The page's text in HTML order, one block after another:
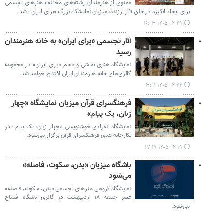
معنوی از هنرمندان رشته‌های مختلف هنرهای تجسمی
برای ایجاد انگیزه در خلق آثار ارزنده، میزبان نمایشگاه بزرگ «برای ایران» شد.
۱۴۰۵-۰۲-۲۹ ۱۶:۰۳
آثار تجسمی «برای ایران» به خانه هنرمندان
رسید
نمایشگاه هنری نقاشی و حجم «برای ایران» در مجموعه
گالری‌های خانه هنرمندان ایران افتتاح خواهد شد.
۱۴۰۵-۰۲-۲۲ ۱۳:۰۱
فرهنگسرای قرآن میزبان نمایشگاه «چهار
زبان، یک پیام»
نمایشگاه انفرادی خوشنویسی «چهار زبان، یک پیام» در
نگارخانه هدی فرهنگسرای قرآن برگزار می‌شود.
۱۴۰۵-۰۲-۱۹ ۱۷:۱۹
باشگاه میزبان «بدن، سکوت، فاصله»
می‌شود
نمایشگاه گروهی هنرهای تجسمی «بدن، سکوت، فاصله»
عصر جمعه ۱۸ اردیبهشت در گالری باشگاه افتتاح
می‌شود.